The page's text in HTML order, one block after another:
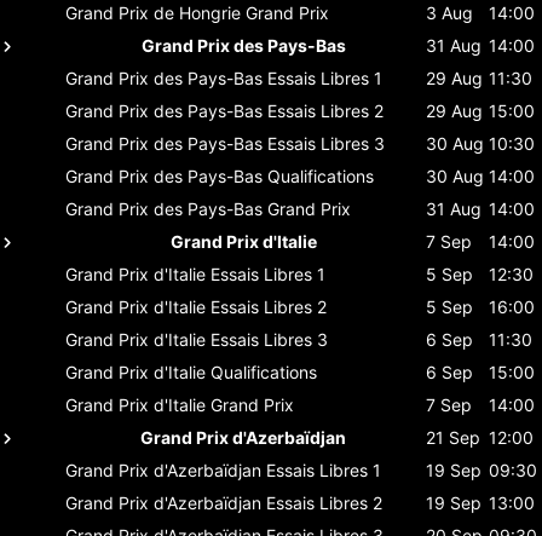
Grand Prix de Hongrie Grand Prix 3 Aug
14:00
Grand Prix des Pays-Bas
31 Aug 14:00
Grand Prix des Pays-Bas Essais Libres 1 29 Aug 11:30
Grand Prix des Pays-Bas Essais Libres 2 29 Aug 15:00
Grand Prix des Pays-Bas Essais Libres 3 30 Aug 10:30
Grand Prix des Pays-Bas Qualifications 30 Aug 14:00
Grand Prix des Pays-Bas Grand Prix 31 Aug 14:00
Grand Prix d'Italie
7 Sep
14:00
Grand Prix d'Italie Essais Libres 1 5 Sep
12:30
Grand Prix d'Italie Essais Libres 2 5 Sep
16:00
Grand Prix d'Italie Essais Libres 3 6 Sep
11:30
Grand Prix d'Italie Qualifications 6 Sep
15:00
Grand Prix d'Italie Grand Prix 7 Sep
14:00
Grand Prix d'Azerbaïdjan
21 Sep 12:00
Grand Prix d'Azerbaïdjan Essais Libres 1 19 Sep 09:30
Grand Prix d'Azerbaïdjan Essais Libres 2 19 Sep 13:00